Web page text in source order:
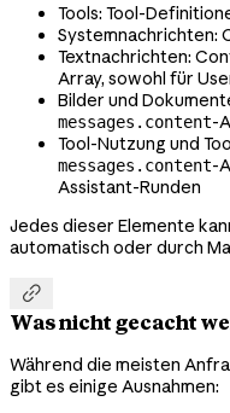
Tools: Tool-
Systemnachrichten:
Textnachrichten:
Array, sowohl für
Bilder und
messages.content-
Tool-Nutzung und
messages.content-
Assistant-Runden
Jedes dieser Elemente
automatisch oder durch

Was nicht gecacht
Während die meisten
gibt es einige Ausnahmen: